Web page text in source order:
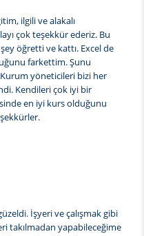
ilgili ve alakalı
çok teşekkür ederiz. Bu
öğretti ve kattı. Excel de
farkettim. Şunu
yöneticileri bizi her
Kendileri çok iyi bir
en iyi kurs olduğunu
İşyeri ve çalışmak gibi
takılmadan yapabileceğime